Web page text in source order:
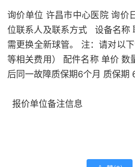
询价单位 许昌市中心医院 询价
位联系人及联系方式
设备名称
需更换全新球管。
注：请对以
等相关费用）
配件名称 单价 数
后同一故障质保期6个月 质保期
报价单位备注信息